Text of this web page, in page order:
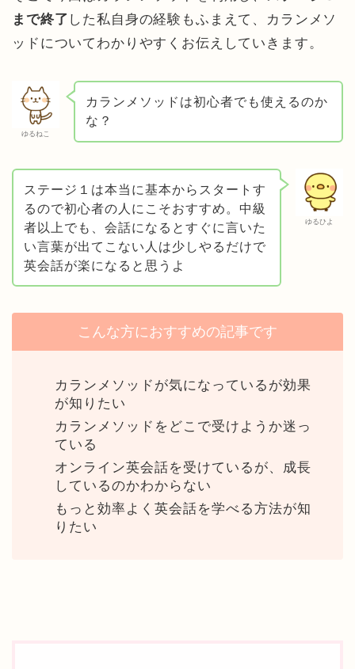
まで終了 した私自身の経験もふまえて、カランメソ
ッドについてわかりやすくお伝えしていきます。
ゆるねこ
カランメソッドは初心者でも使えるのか
な？
ゆるひよ
ステージ１は本当に基本からスタートす
るので初心者の人にこそおすすめ。中級
者以上でも、会話になるとすぐに言いた
い言葉が出てこない人は少しやるだけで
英会話が楽になると思うよ
こんな方におすすめの記事です
カランメソッドが気になっているが効果
が知りたい
カランメソッドをどこで受けようか迷っ
ている
オンライン英会話を受けているが、成長
しているのかわからない
もっと効率よく英会話を学べる方法が知
りたい